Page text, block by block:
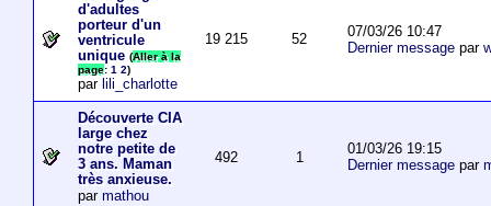
d'adultes
porteur d'un
ventricule
unique (Aller à la
page: 1 2)
par lili_charlotte
19 215 52
07/03/26 10:47
Dernier messagepar
Découverte CIA
large chez
notre petite de
3 ans. Maman
très anxieuse.
par mathou
492 1
01/03/26 19:15
Dernier messagepar